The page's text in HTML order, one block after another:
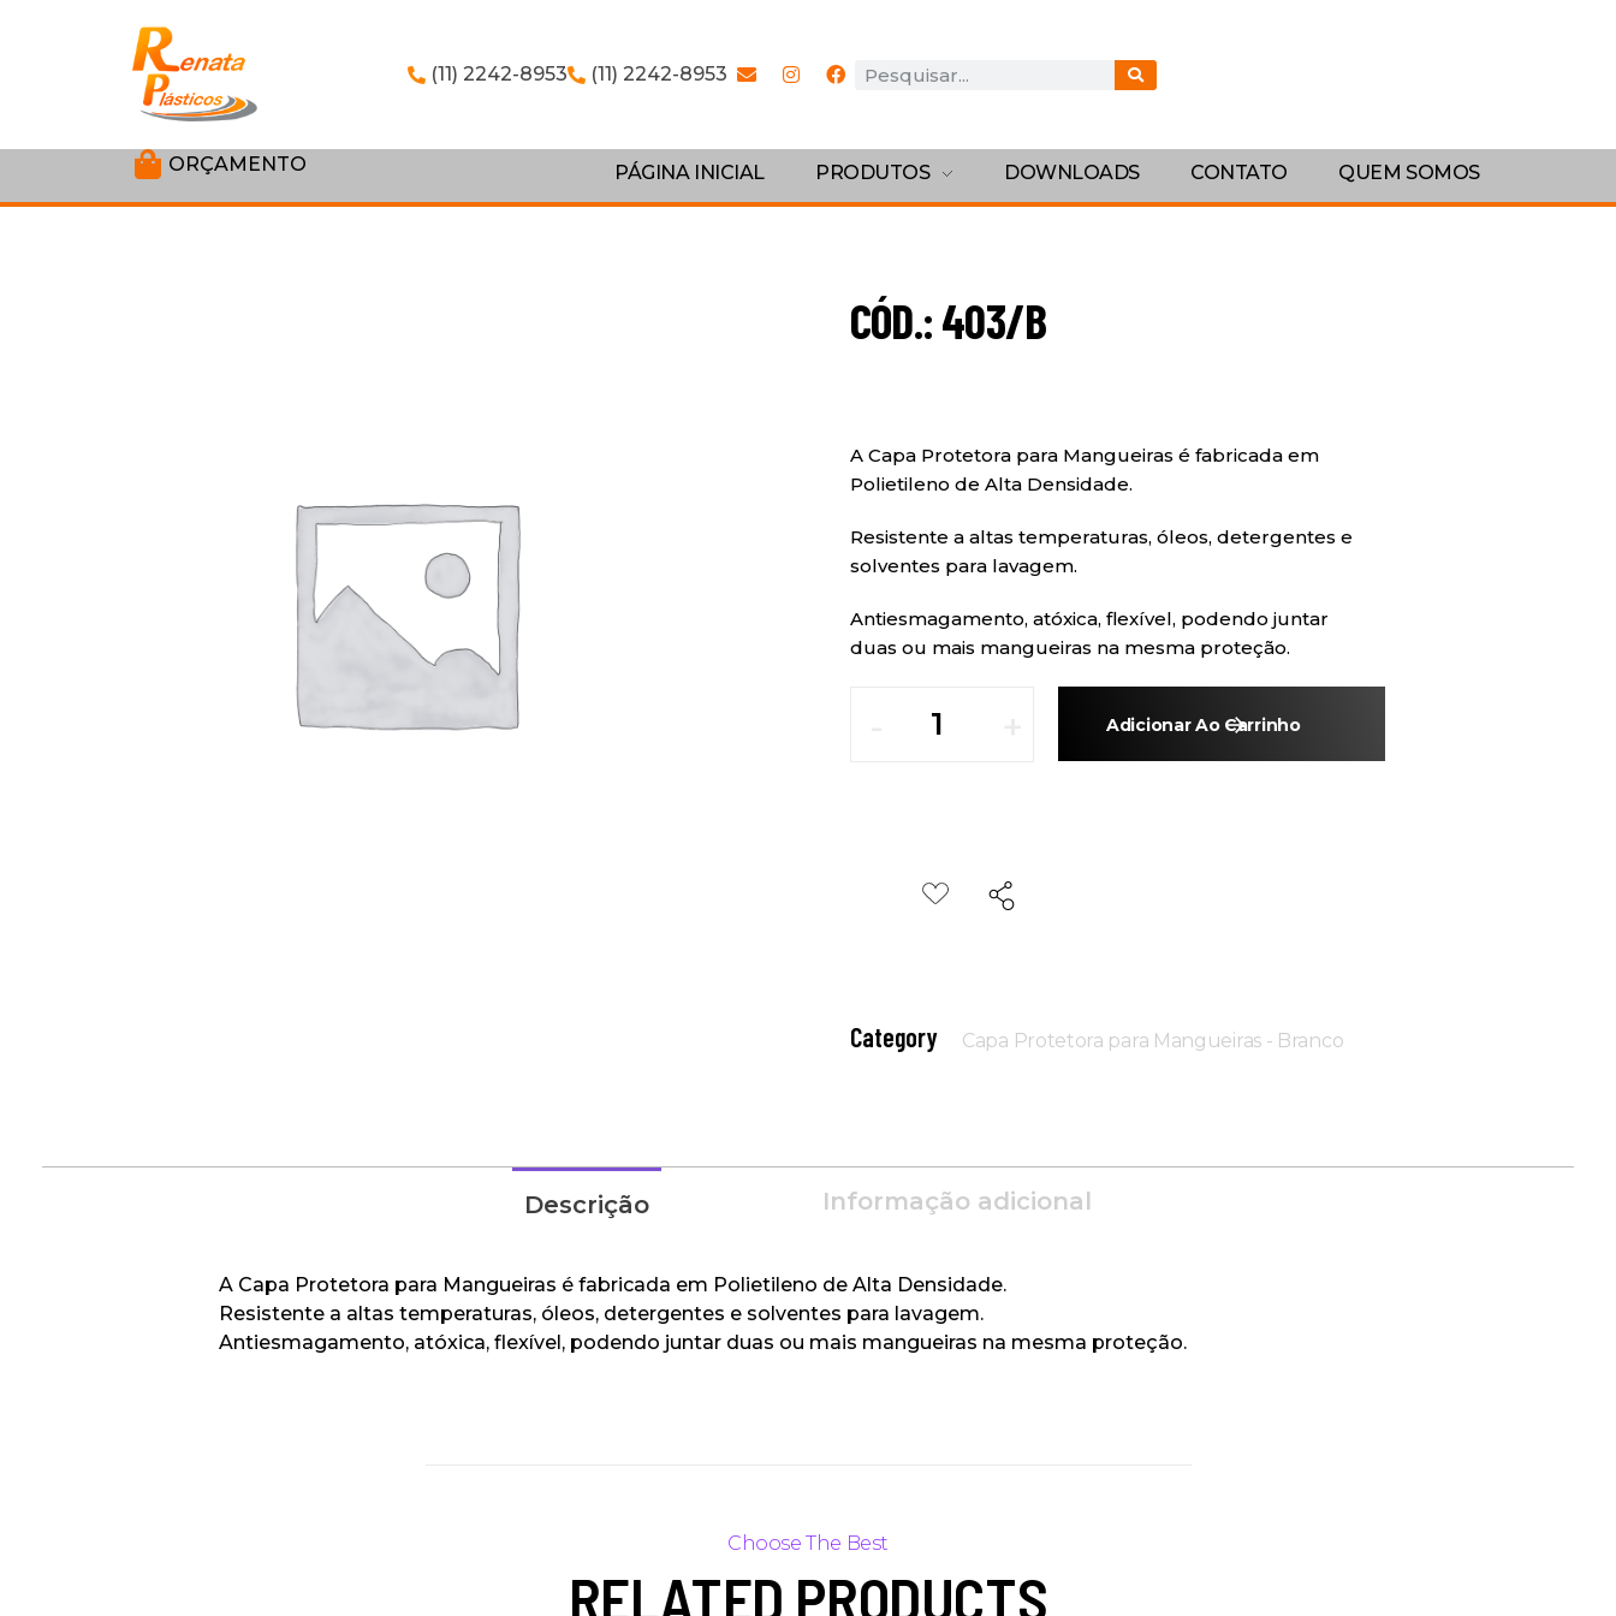
(11) 2242-8953 (11) 2242-8953
ORÇAMENTO PÁGINA INICIAL PRODUTOS DOWNLOADS CONTATO QUEM SOMOS
CÓD.: 403/B
A Capa Protetora para Mangueiras é fabricada em
Polietileno de Alta Densidade.
Resistente a altas temperaturas, óleos, detergentes e
solventes para lavagem.
Antiesmagamento, atóxica, flexível, podendo juntar
duas ou mais mangueiras na mesma proteção.
Adicionar Ao Carrinho
Category Capa Protetora para Mangueiras - Branco
Descrição Informação adicional
A Capa Protetora para Mangueiras é fabricada em Polietileno de Alta Densidade.
Resistente a altas temperaturas, óleos, detergentes e solventes para lavagem.
Antiesmagamento, atóxica, flexível, podendo juntar duas ou mais mangueiras na mesma proteção.
RELATED PRODUCTS